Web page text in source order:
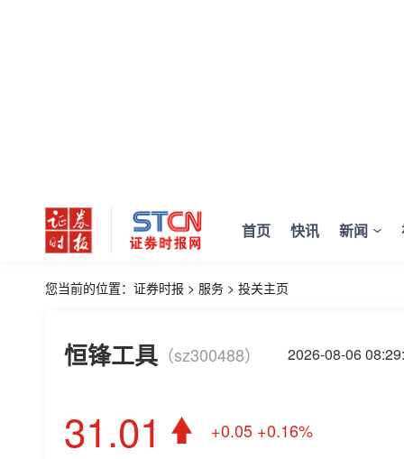
首页 快讯 新闻
您当前的位置： 证券时报 > 服务 > 投关主页
恒锋工具 （sz300488） 2026-08-06
31.01 +0.05 +0.16%